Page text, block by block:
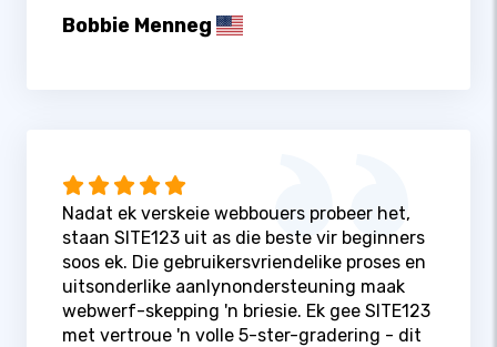
Bobbie Menneg
Nadat ek verskeie webbouers probeer het,
staan ​​SITE123 uit as die beste vir beginners
soos ek. Die gebruikersvriendelike proses en
uitsonderlike aanlynondersteuning maak
webwerf-skepping 'n briesie. Ek gee SITE123
met vertroue 'n volle 5-ster-gradering - dit